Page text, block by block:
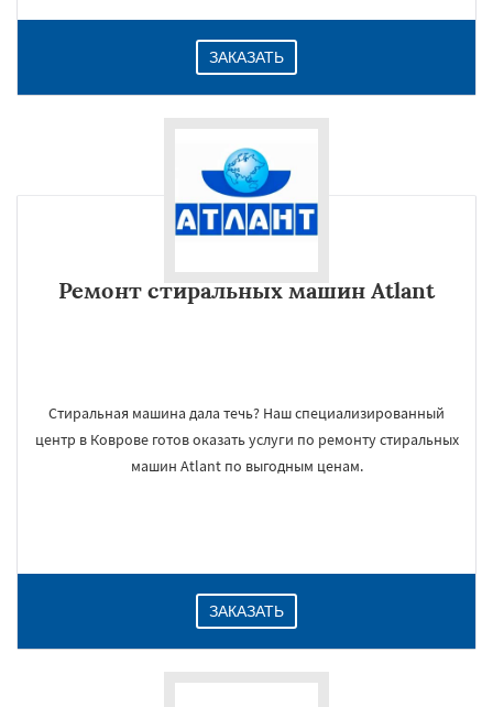
ЗАКАЗАТЬ
Ремонт стиральных машин Atlant
Стиральная машина дала течь? Наш специализированный
центр в Коврове готов оказать услуги по ремонту стиральных
машин Atlant по выгодным ценам.
ЗАКАЗАТЬ